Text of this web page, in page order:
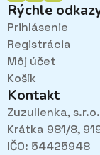
Rýchle
Prihlásenie
Registrácia
Môj účet
Košík
Kontakt
Zuzulienka, s.r.o.
Krátka 981/8,
IČO: 54425948